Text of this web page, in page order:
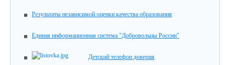
Результаты независимой оценки качества образования
Единая информационная система "Добровольцы России"
Детский телефон доверия